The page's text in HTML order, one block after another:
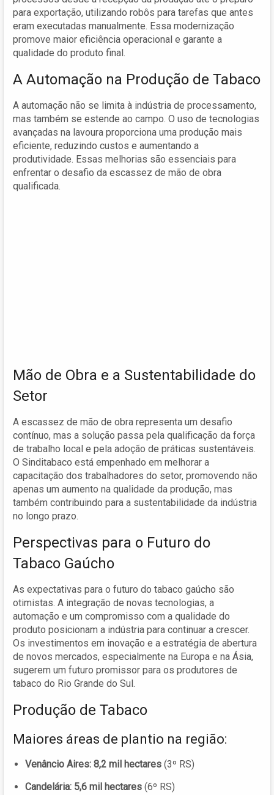
para exportação, utilizando robôs para tarefas que antes
eram executadas manualmente. Essa modernização
promove maior eficiência operacional e garante a
qualidade do produto final.
A Automação na Produção de Tabaco
A automação não se limita à indústria de processamento,
mas também se estende ao campo. O uso de tecnologias
avançadas na lavoura proporciona uma produção mais
eficiente, reduzindo custos e aumentando a
produtividade. Essas melhorias são essenciais para
enfrentar o desafio da escassez de mão de obra
qualificada.
Mão de Obra e a Sustentabilidade do
Setor
A escassez de mão de obra representa um desafio
contínuo, mas a solução passa pela qualificação da força
de trabalho local e pela adoção de práticas sustentáveis.
O Sinditabaco está empenhado em melhorar a
capacitação dos trabalhadores do setor, promovendo não
apenas um aumento na qualidade da produção, mas
também contribuindo para a sustentabilidade da indústria
no longo prazo.
Perspectivas para o Futuro do
Tabaco Gaúcho
As expectativas para o futuro do tabaco gaúcho são
otimistas. A integração de novas tecnologias, a
automação e um compromisso com a qualidade do
produto posicionam a indústria para continuar a crescer.
Os investimentos em inovação e a estratégia de abertura
de novos mercados, especialmente na Europa e na Ásia,
sugerem um futuro promissor para os produtores de
tabaco do Rio Grande do Sul.
Produção de Tabaco
Maiores áreas de plantio na região:
Venâncio Aires: 8,2 mil hectares (3º RS)
Candelária: 5,6 mil hectares (6º RS)